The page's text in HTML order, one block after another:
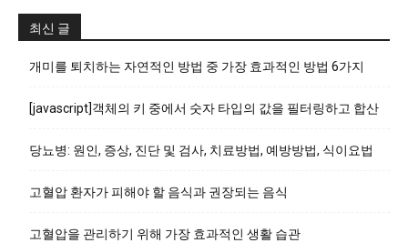
최신 글
개미를 퇴치하는 자연적인 방법 중 가장 효과적인 방법 6가지
[javascript]객체의 키 중에서 숫자 타입의 값을 필터링하고 합산
당뇨병: 원인, 증상, 진단 및 검사, 치료방법, 예방방법, 식이요법
고혈압 환자가 피해야 할 음식과 권장되는 음식
고혈압을 관리하기 위해 가장 효과적인 생활 습관